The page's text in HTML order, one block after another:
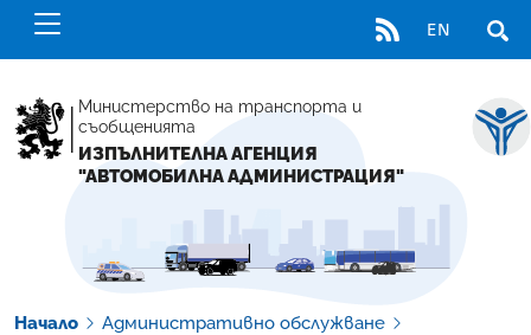
RSS EN
Министерство на транспорта и
съобщенията
ИЗПЪЛНИТЕЛНА АГЕНЦИЯ
"АВТОМОБИЛНА АДМИНИСТРАЦИЯ"
Начало
Административно обслужване